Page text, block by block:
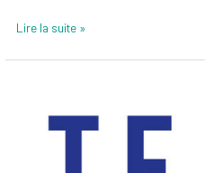
Lire la suite »
France